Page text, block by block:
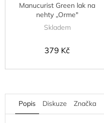
Manucurist Green lak na
nehty „Orme"
Skladem
379 Kč
Popis Diskuze Značka